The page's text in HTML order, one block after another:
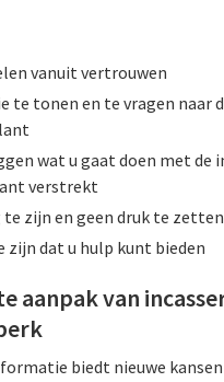
vanuit vertrouwen
te tonen en te vragen naar
wat u gaat doen met de
verstrekt
te zijn en geen druk te zetten
zijn dat u hulp kunt bieden
aanpak van
biedt nieuwe